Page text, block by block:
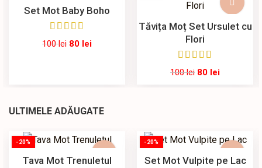
Set Mot Baby Boho
100lei 80 lei
Tăvița Moț Set Ursulet cu
Flori
100lei 80 lei
ULTIMELE ADĂUGATE
-20%
Tava Mot Trenuletul
-20%
Set Mot Vulpite pe Lac